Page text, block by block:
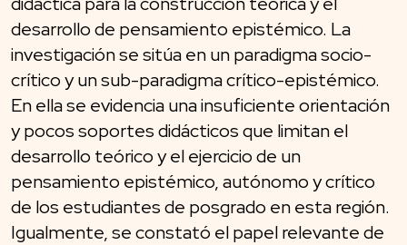
desarrollo de pensamiento epistémico. La
investigación se sitúa en un paradigma socio-
crítico y un sub-paradigma crítico-epistémico.
En ella se evidencia una insuficiente orientación
y pocos soportes didácticos que limitan el
desarrollo teórico y el ejercicio de un
pensamiento epistémico, autónomo y crítico
de los estudiantes de posgrado en esta región.
Igualmente, se constató el papel relevante de